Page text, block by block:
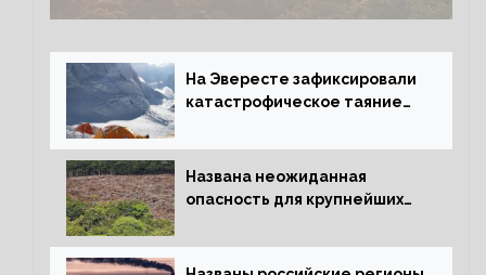
На Эвересте зафиксировали
катастрофическое таяние
Названа неожиданная
опасность для крупнейших